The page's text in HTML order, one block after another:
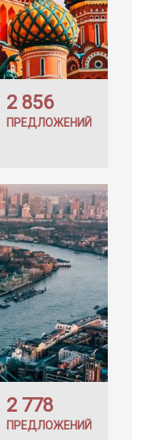
2 856
ПРЕДЛОЖЕНИЙ
2 778
ПРЕДЛОЖЕНИЙ